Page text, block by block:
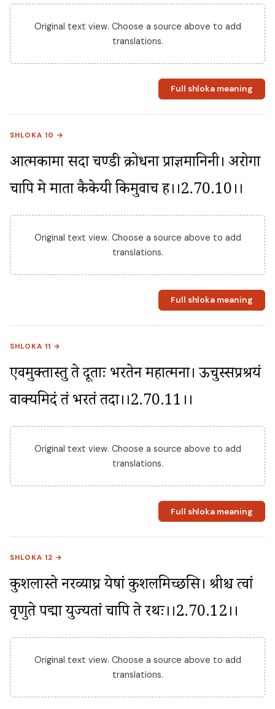
Original text view. Choose a source above to add
translations.
Full shloka meaning
SHLOKA 10 →
आत्मकामा सदा चण्डी क्रोधना प्राज्ञमानिनी। अरोगा
चापि मे माता कैकेयी किमुवाच ह।।2.70.10।।
Original text view. Choose a source above to add
translations.
Full shloka meaning
SHLOKA 11 →
एवमुक्तास्तु ते दूताः भरतेन महात्मना। ऊचुस्सप्रश्रयं
वाक्यमिदं तं भरतं तदा।।2.70.11।।
Original text view. Choose a source above to add
translations.
Full shloka meaning
SHLOKA 12 →
कुशलास्ते नरव्याघ्र येषां कुशलमिच्छसि। श्रीश्च त्वां
वृणुते पद्मा युज्यतां चापि ते रथः।।2.70.12।।
Original text view. Choose a source above to add
translations.